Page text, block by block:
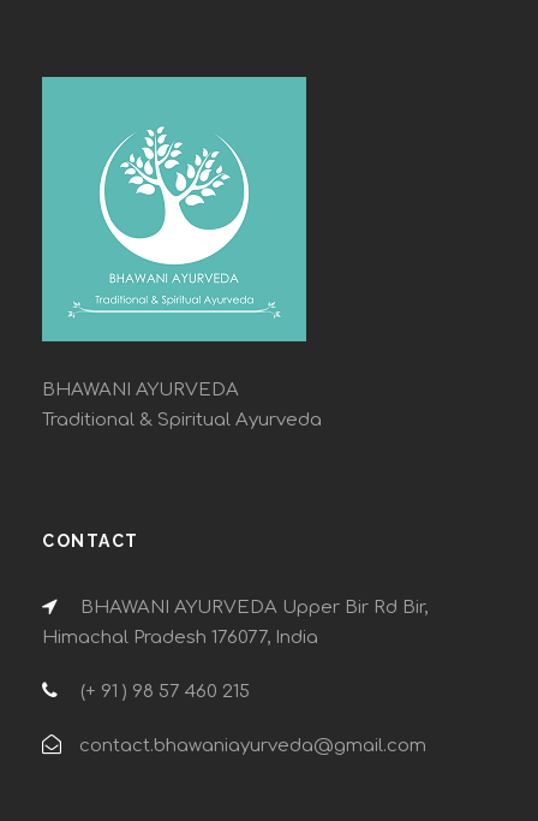
BHAWANI AYURVEDA
Traditional & Spiritual Ayurveda
CONTACT
BHAWANI AYURVEDA Upper Bir Rd Bir,
Himachal Pradesh 176077, India
(+ 91 ) 98 57 460 215
contact.bhawaniayurveda@gmail.com